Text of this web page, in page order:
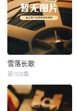
雪落长歌
雪落长歌
第106集